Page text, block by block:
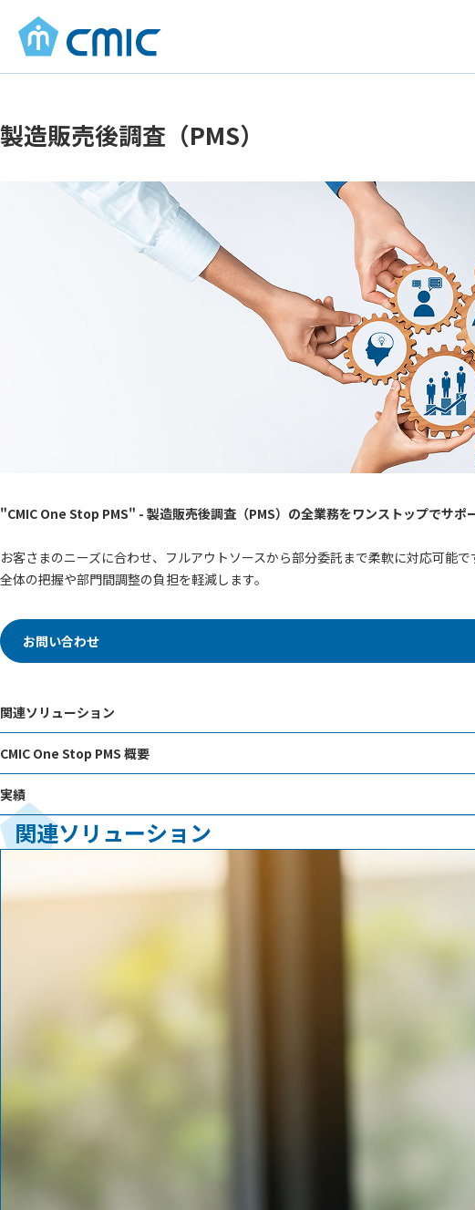
製造販売後調査（PMS）
"CMIC One Stop PMS" - 製造販売後調査（PMS）の全業務をワンストップでサポ
お客さまのニーズに合わせ、フルアウトソースから部分委託まで柔軟に対応可能
全体の把握や部門間調整の負担を軽減します。
お問い合わせ
関連ソリューション
CMIC One Stop PMS 概要
実績
関連ソリューション